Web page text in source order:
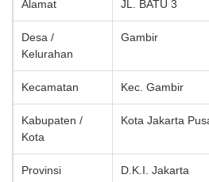
Alamat JL. BATU 3
Desa /
Kelurahan
Gambir
Kecamatan Kec. Gambir
Kabupaten /
Kota
Kota Jakarta
Provinsi D.K.I. Jakarta